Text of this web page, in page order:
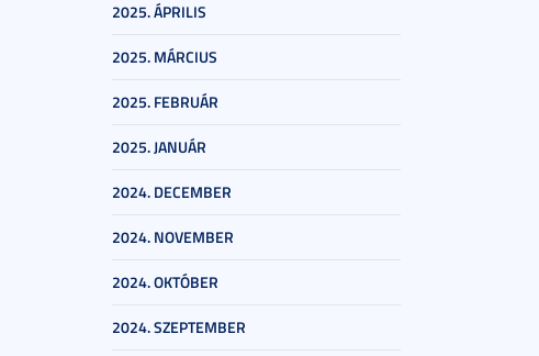
2025. ÁPRILIS
2025. MÁRCIUS
2025. FEBRUÁR
2025. JANUÁR
2024. DECEMBER
2024. NOVEMBER
2024. OKTÓBER
2024. SZEPTEMBER